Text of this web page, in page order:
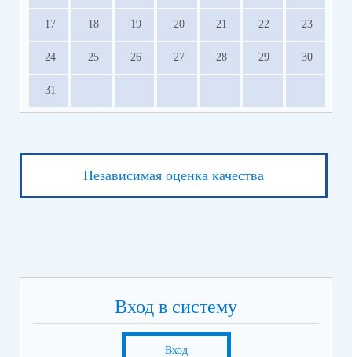
17 18 19 20 21 22 23
24 25 26 27 28 29 30
31
Независимая оценка качества
Вход в систему
Вход